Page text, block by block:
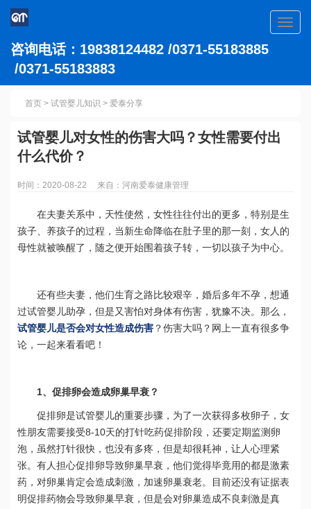
咨询电话：19838124482 /0371-55183885
/0371-55183883
首页 > 试管婴儿知识 > 爱泰分享
试管婴儿对女性的伤害大吗？女性需要付出
什么代价？
时间：2020-08-22 来自：河南爱泰健康管理
在夫妻关系中，天性使然，女性往往付出的更多，特别是生
孩子、养孩子的过程，当新生命降临在肚子里的那一刻，女人的
母性就被唤醒了，随之便开始围着孩子转，一切以孩子为中心。
还有些夫妻，他们生育之路比较艰辛，婚后多年不孕，想通
过试管婴儿助孕，但是又害怕对身体有伤害，犹豫不决。那么，
试管婴儿是否会对女性造成伤害 ？伤害大吗？网上一直有很多争
论，一起来看看吧！
1、促排卵会造成卵巢早衰？
促排卵是试管婴儿的重要步骤，为了一次获得多枚卵子，女
性朋友需要接受8-10天的打针吃药促排阶段，还要定期监测卵
泡，虽然打针很快，也没有多疼，但是却很耗神，让人心理紧
张。有人担心促排卵导致卵巢早衰，他们觉得毕竟用的都是激素
药，对卵巢肯定会造成刺激，加速卵巢衰老。目前还没有证据表
明促排药物会导致卵巢早衰，但是会对卵巢造成不良刺激是真